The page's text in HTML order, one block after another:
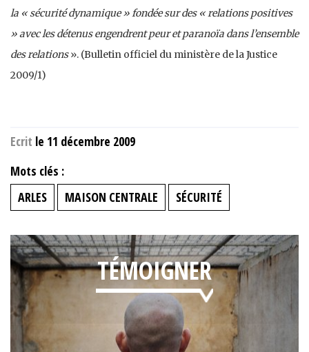
la « sécurité dynamique » fondée sur des « relations positives
» avec les détenus engendrent peur et paranoïa dans l’ensemble
des relations». (Bulletin officiel du ministère de la Justice
2009/1)
Ecrit le 11 décembre 2009
Mots clés :
ARLES
MAISON CENTRALE SÉCURITÉ
TÉMOIGNER